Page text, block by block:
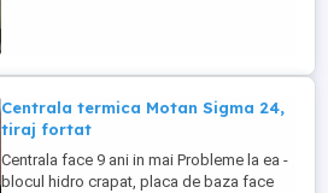
Centrala termica Motan Sigma 24,
tiraj fortat
Centrala face 9 ani in mai Probleme la ea -
blocul hidro crapat, placa de baza face